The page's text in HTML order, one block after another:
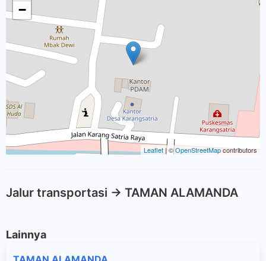
−
Leaflet | ©OpenStreetMapcontributors
Jalur transportasi -> TAMAN ALAMANDA
Lainnya